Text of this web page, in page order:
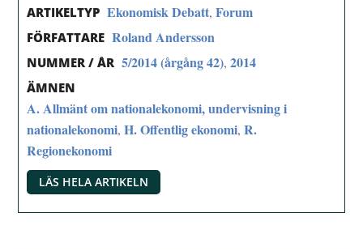
ARTIKELTYP Ekonomisk Debatt,Forum
FÖRFATTARE Roland Andersson
NUMMER / ÅR 5/2014 (årgång 42),2014
ÄMNEN
A. Allmänt om nationalekonomi, undervisning i
nationalekonomi,H. Offentlig ekonomi,R.
Regionekonomi
LÄS HELA ARTIKELN